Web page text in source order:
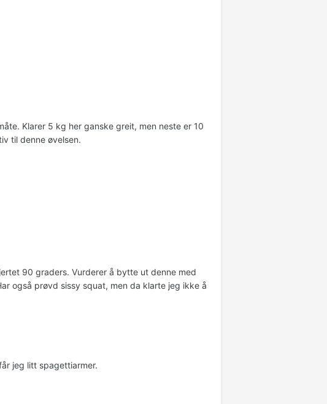
Klarer 5 kg her ganske greit, men neste er 10
til denne øvelsen.
90 graders. Vurderer å bytte ut denne med
også prøvd sissy squat, men da klarte jeg ikke å
jeg litt spagettiarmer.